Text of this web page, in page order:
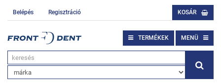
Belépés Regisztráció KOSÁR
TERMÉKEK MENÜ